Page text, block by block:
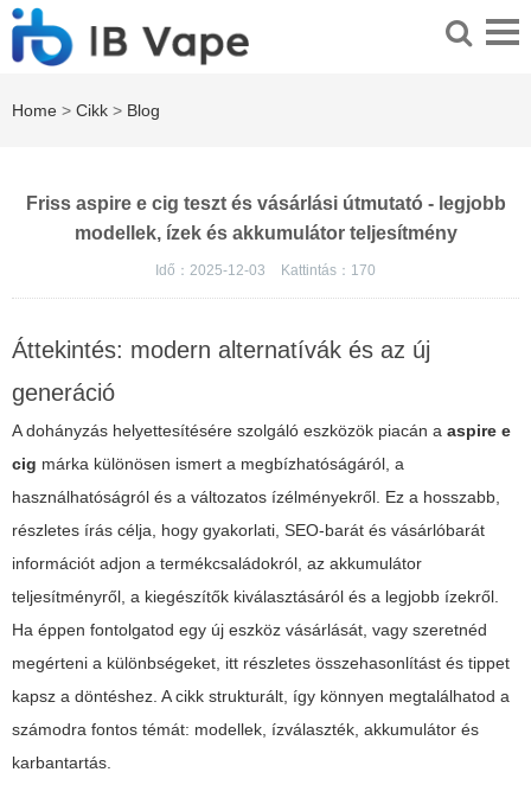
Home > Cikk > Blog
Friss aspire e cig teszt és vásárlási útmutató - legjobb
modellek, ízek és akkumulátor teljesítmény
Idő：2025-12-03 Kattintás： 170
Áttekintés: modern alternatívák és az új
generáció
A dohányzás helyettesítésére szolgáló eszközök piacán a aspire e
cig márka különösen ismert a megbízhatóságáról, a
használhatóságról és a változatos ízélményekről. Ez a hosszabb,
részletes írás célja, hogy gyakorlati, SEO-barát és vásárlóbarát
információt adjon a termékcsaládokról, az akkumulátor
teljesítményről, a kiegészítők kiválasztásáról és a legjobb ízekről.
Ha éppen fontolgatod egy új eszköz vásárlását, vagy szeretnéd
megérteni a különbségeket, itt részletes összehasonlítást és tippet
kapsz a döntéshez. A cikk strukturált, így könnyen megtalálhatod a
számodra fontos témát: modellek, ízválaszték, akkumulátor és
karbantartás.